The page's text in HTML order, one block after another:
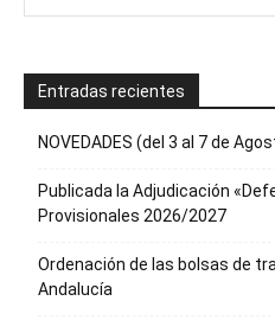
Entradas recientes
NOVEDADES (del 3 al 7 de
Publicada la Adjudicación
Provisionales 2026/2027
Ordenación de las bolsas de
Andalucía